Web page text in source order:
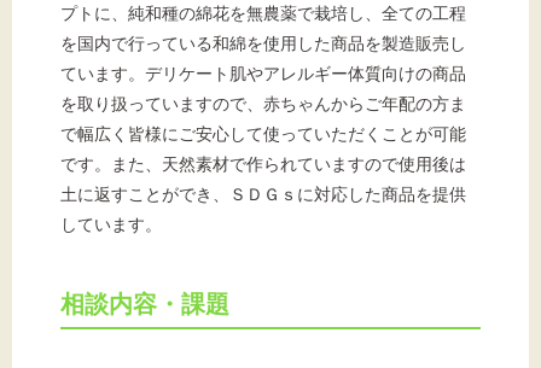
プトに、純和種の綿花を無農薬で栽培し、全ての工程
を国内で行っている和綿を使用した商品を製造販売し
ています。デリケート肌やアレルギー体質向けの商品
を取り扱っていますので、赤ちゃんからご年配の方ま
で幅広く皆様にご安心して使っていただくことが可能
です。また、天然素材で作られていますので使用後は
土に返すことができ、ＳＤＧｓに対応した商品を提供
しています。
相談内容・課題